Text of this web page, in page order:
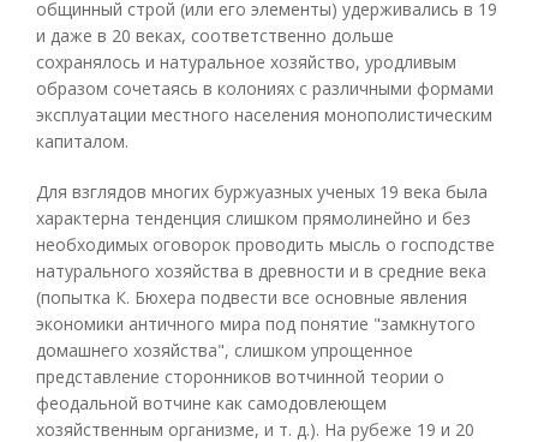
общинный строй (или его элементы) удерживались в 19
и даже в 20 веках, соответственно дольше
сохранялось и натуральное хозяйство, уродливым
образом сочетаясь в колониях с различными формами
эксплуатации местного населения монополистическим
капиталом.
Для взглядов многих буржуазных ученых 19 века была
характерна тенденция слишком прямолинейно и без
необходимых оговорок проводить мысль о господстве
натурального хозяйства в древности и в средние века
(попытка К. Бюхера подвести все основные явления
экономики античного мира под понятие "замкнутого
домашнего хозяйства", слишком упрощенное
представление сторонников вотчинной теории о
феодальной вотчине как самодовлеющем
хозяйственным организме, и т. д.). На рубеже 19 и 20